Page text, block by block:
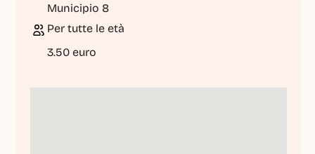
Municipio 8
Per tutte le età
3.50 euro